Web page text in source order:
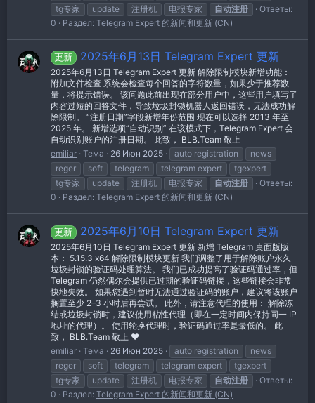
tg专家
update 注册机 电报专家 自动注册
Ответы:
0
Раздел: Telegram Expert 的新闻和更新 (CN)
更新 2025年6月13日 Telegram Expert 更新
2025年6月13日 Telegram Expert 更新 解除限制模块新增功能：
附加文件检查 系统会检查每个回答的字符数量，如果少于推荐数
量，将提示错误。 该问题此前出现在部分用户中，这些用户填写了
内容过短的回答文件，导致垃圾封锁机器人返回错误，无法成功解
除限制。 “注册日期”字段新增年份范围 现在可以选择 2013 年至
2025 年。 新增选项“自动识别” 在该模式下，Telegram Expert 会
自动识别账户的注册日期。 此致， BLB.Team 敬上
emiliar Тема 26 Июн 2025 auto registration
news
reger
soft telegram telegram expert
tgexpert
tg专家
update 注册机 电报专家 自动注册
Ответы:
0
Раздел: Telegram Expert 的新闻和更新 (CN)
更新 2025年6月10日 Telegram Expert 更新
2025年6月10日 Telegram Expert 更新 新增 Telegram 桌面版版
本： 5.15.3 x64 解除限制模块更新 我们调整了用于解除账户永久
垃圾封锁的验证码处理算法。 我们已成功提高了验证码通过率，但
Telegram 仍然偶尔会提供已过期的验证码链接，这些链接会非常
快地失效。 如果您遇到暂时无法通过验证码的账户，建议将该账户
搁置至少 2–3 小时后再尝试。 此外，请注意代理的使用： 解除冻
结或垃圾封锁时，建议使用粘性代理（即在一定时间内保持同一 IP
地址的代理）。 使用轮换代理时，验证码通过率是最低的。 此
致， BLB.Team 敬上 ❤
emiliar Тема 26 Июн 2025 auto registration
news
reger
soft telegram telegram expert
tgexpert
tg专家
update 注册机 电报专家 自动注册
Ответы:
0
Раздел: Telegram Expert 的新闻和更新 (CN)